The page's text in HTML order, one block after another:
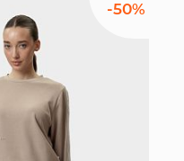
-50%